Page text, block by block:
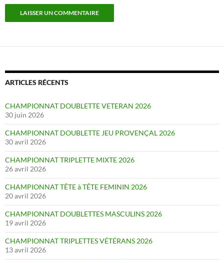
ARTICLES RÉCENTS
CHAMPIONNAT DOUBLETTE VETERAN 2026
30 juin 2026
CHAMPIONNAT DOUBLETTE JEU PROVENÇAL 2026
30 avril 2026
CHAMPIONNAT TRIPLETTE MIXTE 2026
26 avril 2026
CHAMPIONNAT TÊTE à TÊTE FEMININ 2026
20 avril 2026
CHAMPIONNAT DOUBLETTES MASCULINS 2026
19 avril 2026
CHAMPIONNAT TRIPLETTES VÉTÉRANS 2026
13 avril 2026